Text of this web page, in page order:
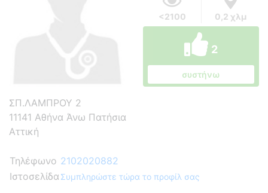
<2100 0,2 χλμ
2
συστήνω
ΣΠ.ΛΑΜΠΡΟΥ 2
11141 Αθήνα Άνω Πατήσια
Αττική
Τηλέφωνο 2102020882
Ιστοσελίδα Συμπληρώστε τώρα το προφίλ σας